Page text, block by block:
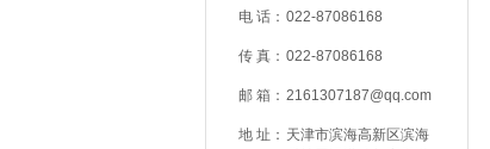
电 话： 022-87086168
传 真： 022-87086168
邮 箱： 2161307187@qq.com
地 址： 天津市滨海高新区滨海